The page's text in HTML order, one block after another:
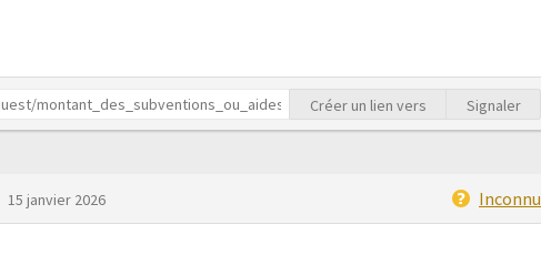
Créer un lien vers Signaler
15 janvier 2026 Inconnu